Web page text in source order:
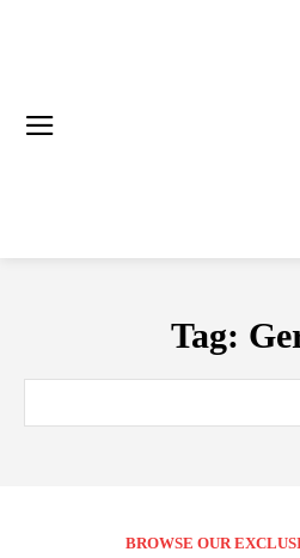
Tag:
BROWSE OUR